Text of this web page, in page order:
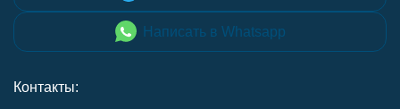
Написать в Whatsapp
Контакты: